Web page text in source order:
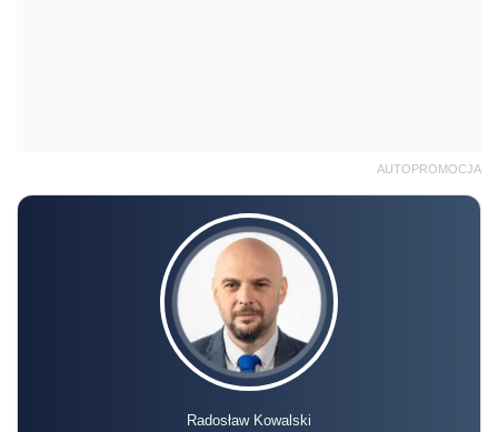
AUTOPROMOCJA
Radosław Kowalski